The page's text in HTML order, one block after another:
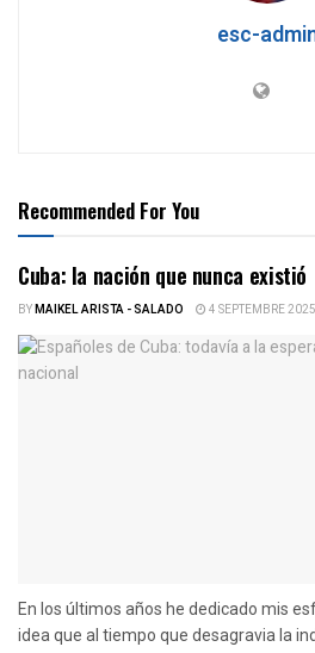
esc-
Recommended For You
Cuba: la nación que nunca existió
BYMAIKEL ARISTA - SALADO 4 SEPTEMBRE 2025
En los últimos años he dedicado mis
idea que al tiempo que desagravia la